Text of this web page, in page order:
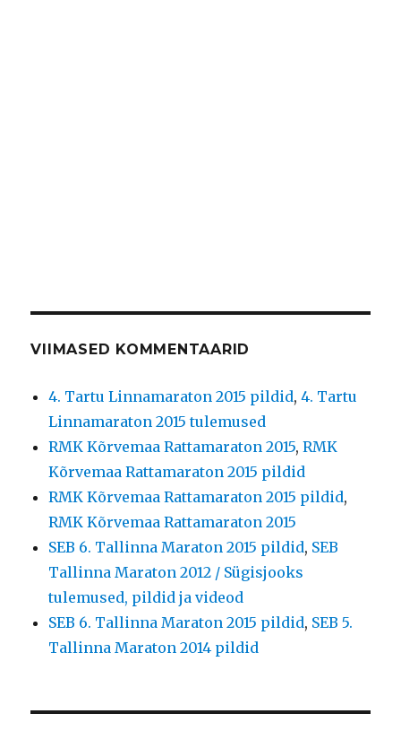
VIIMASED KOMMENTAARID
4. Tartu Linnamaraton 2015 pildid,4. Tartu
Linnamaraton 2015 tulemused
RMK Kõrvemaa Rattamaraton 2015,RMK
Kõrvemaa Rattamaraton 2015 pildid
RMK Kõrvemaa Rattamaraton 2015 pildid,
RMK Kõrvemaa Rattamaraton 2015
SEB 6. Tallinna Maraton 2015 pildid, SEB
Tallinna Maraton 2012 / Sügisjooks
tulemused, pildid ja videod
SEB 6. Tallinna Maraton 2015 pildid, SEB 5.
Tallinna Maraton 2014 pildid